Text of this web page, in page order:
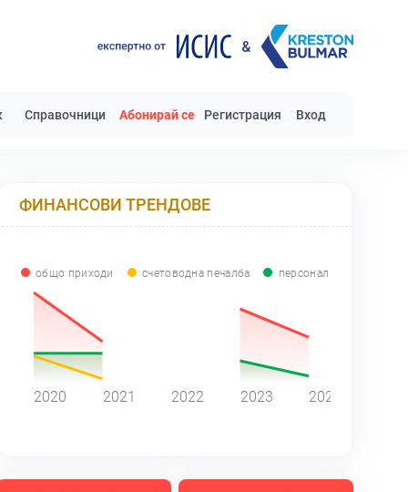
Справочници Абонирай се Регистрация Вход
ФИНАНСОВИ ТРЕНДОВЕ
общо приходи счетоводна печалба персонал
2020 2021 2022 2023 2024